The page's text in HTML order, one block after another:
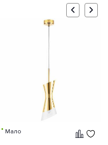
Мало